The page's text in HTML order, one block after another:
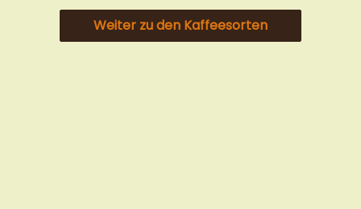
Weiter zu den Kaffeesorten